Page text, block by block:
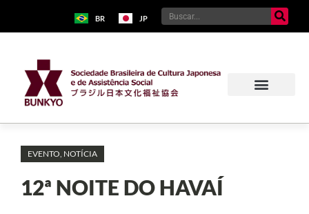
BR JP
EVENTO NOTÍCIA
12ª NOITE DO HAVAÍ